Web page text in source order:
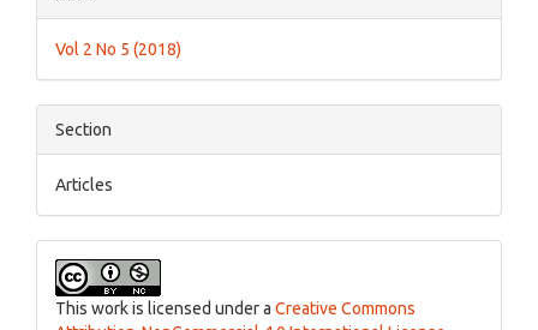
Details
Vol 2 No 5 (2018)
Section
Articles
This work is licensed under a Creative Commons